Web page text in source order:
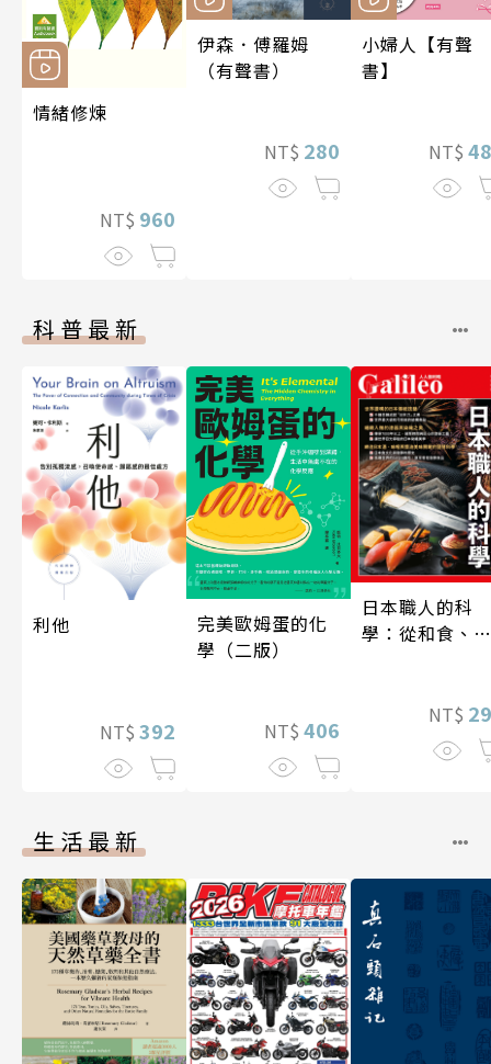
情緒修煉
NT$ 960
伊森．傅羅姆
（有聲書）
NT$ 280
小婦人【有聲
書】
NT$
科普最新
利他
NT$ 392
完美歐姆蛋的化
學（二版）
NT$ 406
日本職人的科
學：從和食、清
技藝的祕密 人
伽利略45
NT$
生活最新